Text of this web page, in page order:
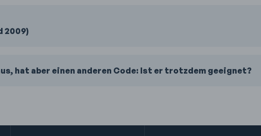
2009)
hat aber einen anderen Code: Ist er trotzdem geeignet?